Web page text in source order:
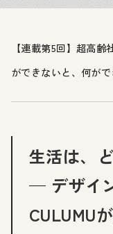
【連載第5回】超高
ができないと、何が
生活は、
— デザイ
CULUMU